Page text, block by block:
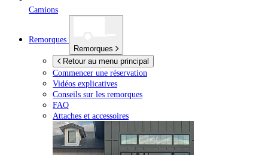
Camions
Remorques
Remorques
Retour au menu principal
Commencer une réservation
Vidéos explicatives
Conseils sur les remorques
FAQ
Attaches et accessoires